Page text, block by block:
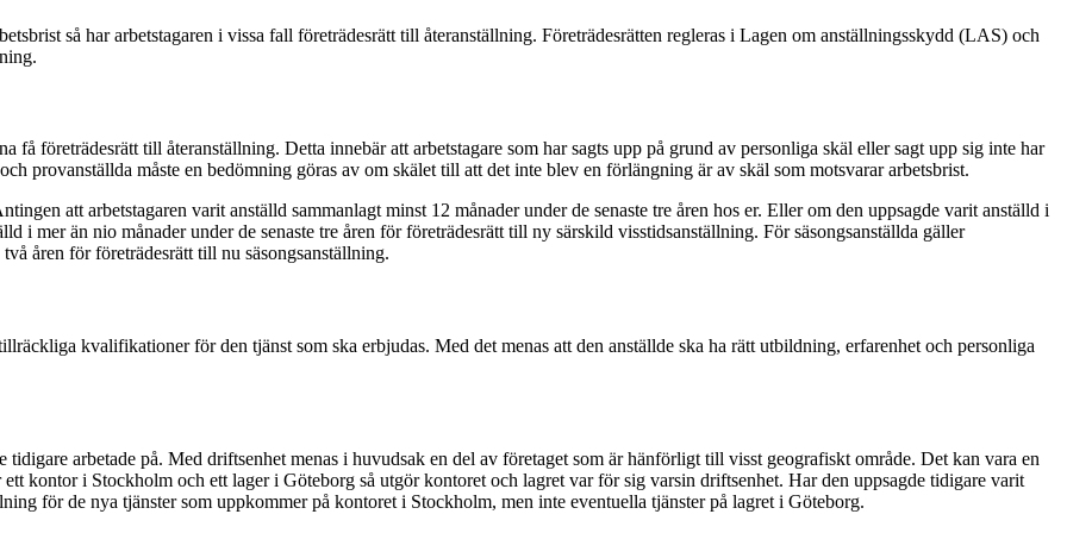
så har arbetstagaren i vissa fall företrädesrätt till återanställning. Företrädesrätten regleras i Lagen om anställningsskydd (LAS) och
få företrädesrätt till återanställning. Detta innebär att arbetstagare som har sagts upp på grund av personliga skäl eller sagt upp sig inte har
provanställda måste en bedömning göras av om skälet till att det inte blev en förlängning är av skäl som motsvarar arbetsbrist.
att arbetstagaren varit anställd sammanlagt minst 12 månader under de senaste tre åren hos er. Eller om den uppsagde varit anställd i
i mer än nio månader under de senaste tre åren för företrädesrätt till ny särskild visstidsanställning. För säsongsanställda gäller
åren för företrädesrätt till nu säsongsanställning.
kvalifikationer för den tjänst som ska erbjudas. Med det menas att den anställde ska ha rätt utbildning, erfarenhet och personliga
tidigare arbetade på. Med driftsenhet menas i huvudsak en del av företaget som är hänförligt till visst geografiskt område. Det kan vara en
kontor i Stockholm och ett lager i Göteborg så utgör kontoret och lagret var för sig varsin driftsenhet. Har den uppsagde tidigare varit
för de nya tjänster som uppkommer på kontoret i Stockholm, men inte eventuella tjänster på lagret i Göteborg.